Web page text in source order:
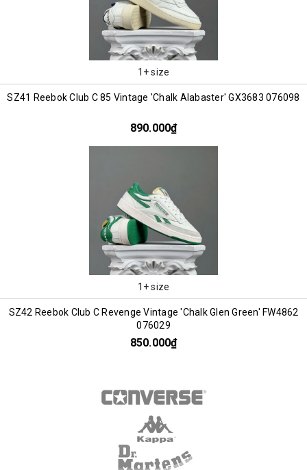
1+ size
SZ41 Reebok Club C 85 Vintage 'Chalk Alabaster' GX3683 076098
890.000₫
1+ size
SZ42 Reebok Club C Revenge Vintage 'Chalk Glen Green' FW4862
076029
850.000₫